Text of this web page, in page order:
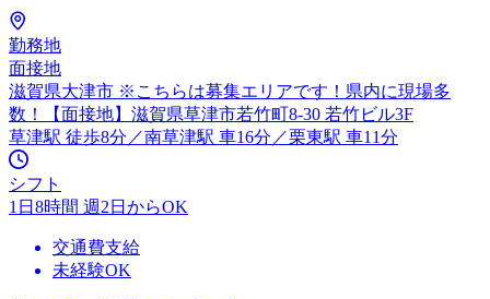
勤務地
面接地
滋賀県大津市 ※こちらは募集エリアです！県内に現場多
数！【面接地】滋賀県草津市若竹町8-30 若竹ビル3F
草津駅 徒歩8分／南草津駅 車16分／栗東駅 車11分
シフト
1日8時間 週2日からOK
交通費支給
未経験OK